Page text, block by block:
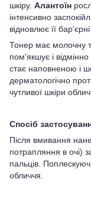
шкіру. Алантоїн
інтенсивно
відновлює її бар'єрні
Тонер має молочну
пом'якшує і
стає наповненою і
дерматологічно
чутливої шкіри
Спосіб
Після вмивання
потрапляння в очі)
пальців.
обличчя.